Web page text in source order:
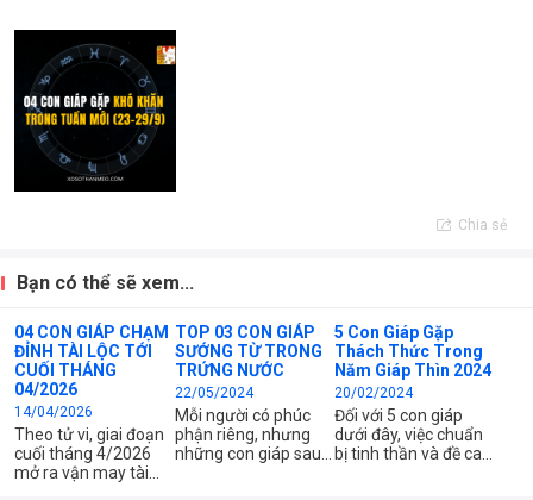
Chia sẻ
Bạn có thể sẽ xem...
04 CON GIÁP CHẠM
ĐỈNH TÀI LỘC TỚI
CUỐI THÁNG
04/2026
14/04/2026
Theo tử vi, giai đoạn
cuối tháng 4/2026
mở ra vận may tài
TOP 03 CON GIÁP
SƯỚNG TỪ TRONG
TRỨNG NƯỚC
22/05/2024
Mỗi người có phúc
phận riêng, nhưng
những con giáp sau
5 Con Giáp Gặp
Thách Thức Trong
Năm Giáp Thìn 2024
20/02/2024
Đối với 5 con giáp
dưới đây, việc chuẩn
bị tinh thần và đề cao